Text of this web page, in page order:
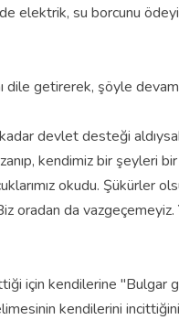
su borcunu ödeyip
dile getirerek, şöyle
devlet desteği
kendimiz bir şeyleri
okudu. Şükürler
oradan da
için kendilerine "Bulgar
kendilerini